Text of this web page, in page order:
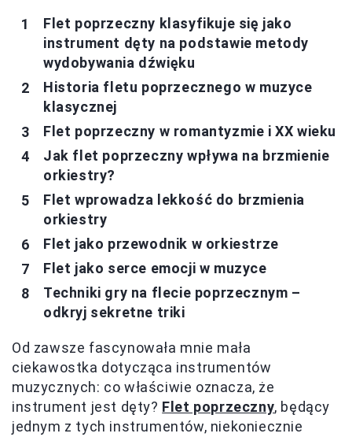
Flet poprzeczny klasyfikuje się jako
instrument dęty na podstawie metody
wydobywania dźwięku
Historia fletu poprzecznego w muzyce
klasycznej
Flet poprzeczny w romantyzmie i XX wieku
Jak flet poprzeczny wpływa na brzmienie
orkiestry?
Flet wprowadza lekkość do brzmienia
orkiestry
Flet jako przewodnik w orkiestrze
Flet jako serce emocji w muzyce
Techniki gry na flecie poprzecznym –
odkryj sekretne triki
Od zawsze fascynowała mnie mała
ciekawostka dotycząca instrumentów
muzycznych: co właściwie oznacza, że
instrument jest dęty? Flet poprzeczny, będący
jednym z tych instrumentów, niekoniecznie